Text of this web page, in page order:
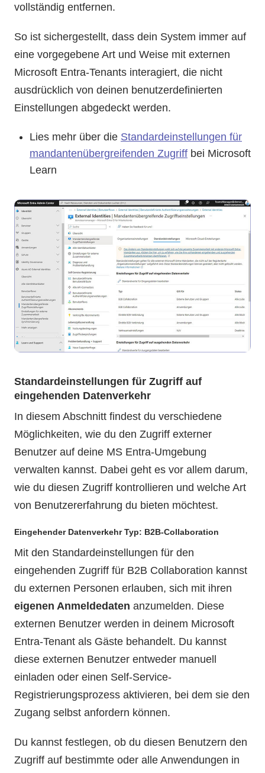
vollständig entfernen.
So ist sichergestellt, dass dein System immer auf
eine vorgegebene Art und Weise mit externen
Microsoft Entra-Tenants interagiert, die nicht
ausdrücklich von deinen benutzerdefinierten
Einstellungen abgedeckt werden.
Lies mehr über die Standardeinstellungen für
mandantenübergreifenden Zugriff bei Microsoft
Learn
Standardeinstellungen für Zugriff auf
eingehenden Datenverkehr
In diesem Abschnitt findest du verschiedene
Möglichkeiten, wie du den Zugriff externer
Benutzer auf deine MS Entra-Umgebung
verwalten kannst. Dabei geht es vor allem darum,
wie du diesen Zugriff kontrollieren und welche Art
von Benutzererfahrung du bieten möchtest.
Eingehender Datenverkehr Typ: B2B-Collaboration
Mit den Standardeinstellungen für den
eingehenden Zugriff für B2B Collaboration kannst
du externen Personen erlauben, sich mit ihren
eigenen Anmeldedaten anzumelden. Diese
externen Benutzer werden in deinem Microsoft
Entra-Tenant als Gäste behandelt. Du kannst
diese externen Benutzer entweder manuell
einladen oder einen Self-Service-
Registrierungsprozess aktivieren, bei dem sie den
Zugang selbst anfordern können.
Du kannst festlegen, ob du diesen Benutzern den
Zugriff auf bestimmte oder alle Anwendungen in